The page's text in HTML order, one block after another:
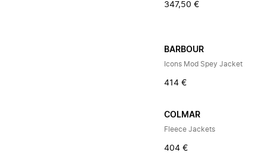
347,50 €
BARBOUR
Icons Mod Spey Jacket
414 €
COLMAR
Fleece Jackets
404 €